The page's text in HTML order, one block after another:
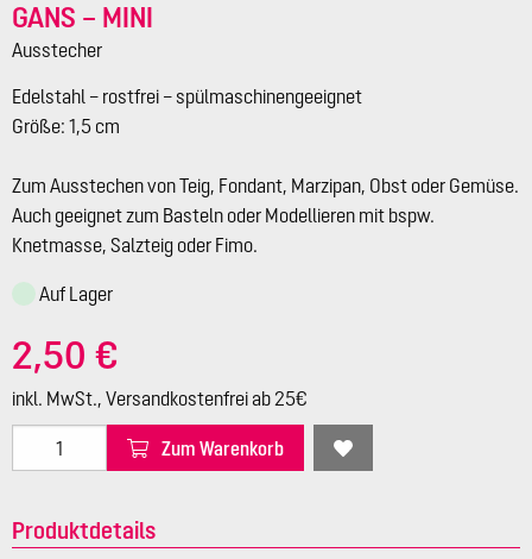
GANS – MINI
Ausstecher
Edelstahl – rostfrei – spülmaschinengeeignet
Größe: 1,5 cm
Zum Ausstechen von Teig, Fondant, Marzipan, Obst oder Gemüse.
Auch geeignet zum Basteln oder Modellieren mit bspw.
Knetmasse, Salzteig oder Fimo.
Auf Lager
2,50 €
inkl. MwSt., Versandkostenfrei ab 25€
Zum Warenkorb
Produktdetails